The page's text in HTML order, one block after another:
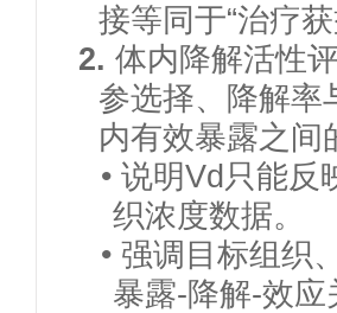
接等同于“治疗
2.体内降解活性
参选择、降解率
内有效暴露之间
• 说明Vd只能
织浓度数据。
• 强调目标组织
暴露-降解-效应